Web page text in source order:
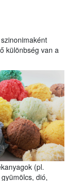
különbség van a
(pl.
dió,